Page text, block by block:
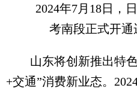
2024年7月18日，
考南段正式开
山东将创新推出特色
+交通”消费新业态。